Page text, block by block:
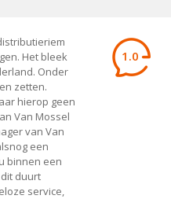
Het bleek
Onder
zetten.
hierop geen
Van Mossel
van Van
een
binnen een
duurt
service,
1.0